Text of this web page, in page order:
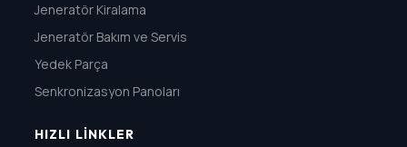
Jeneratör Kiralama
Jeneratör Bakım ve Servis
Yedek Parça
Senkronizasyon Panoları
HIZLI LINKLER